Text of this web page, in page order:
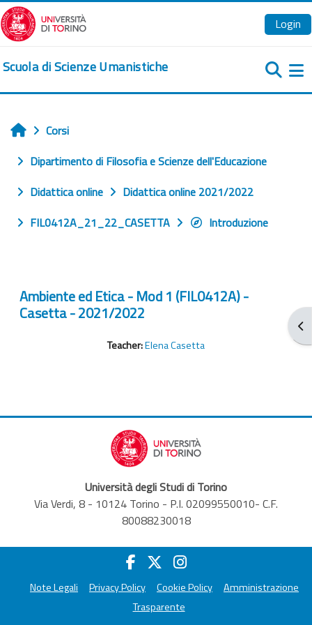
Vai al contenuto principale
Login
Scuola di Scienze Umanistiche
Home
Corsi
Dipartimento di Filosofia e Scienze dell'Educazione
Didattica online
Didattica online 2021/2022
FIL0412A_21_22_CASETTA
Introduzione
Ambiente ed Etica - Mod 1 (FIL0412A) -
Casetta - 2021/2022
Teacher:Elena Casetta
Università degli Studi di Torino
Via Verdi, 8 - 10124 Torino - P.I. 02099550010- C.F.
80088230018
Note Legali Privacy Policy Cookie Policy
Amministrazione
Trasparente